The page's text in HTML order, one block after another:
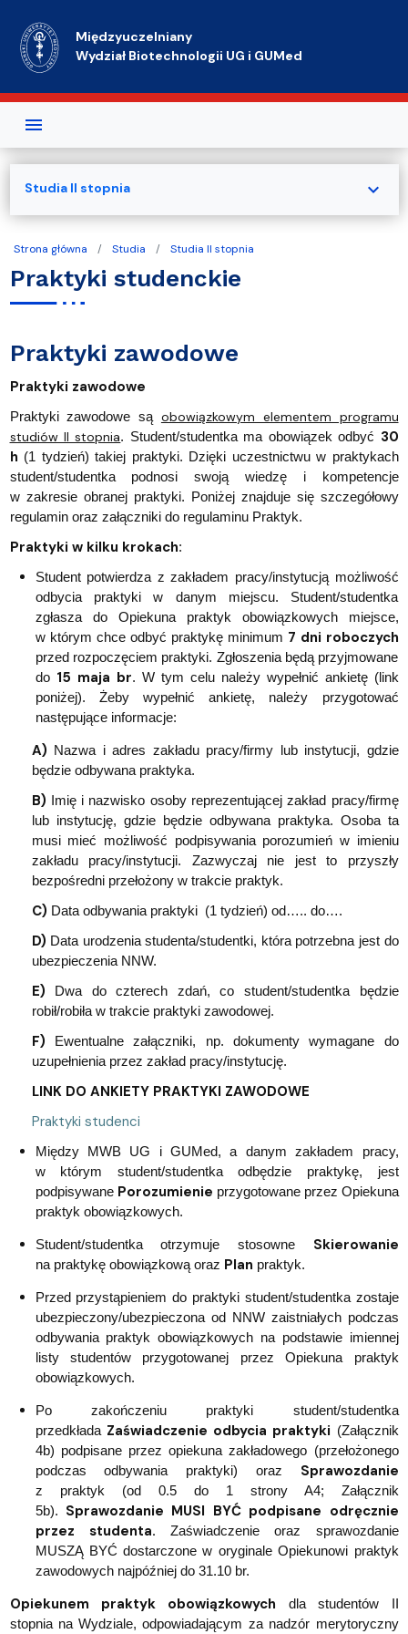
Międzyuczelniany
Wydział Biotechnologii UG i GUMed
Strona główna Studia Studia II stopnia
Praktyki studenckie
Praktyki zawodowe
Praktyki zawodowe
Praktyki zawodowe są obowiązkowym elementem programu
studiów II stopnia. Student/studentka ma obowiązek odbyć 30
h (1 tydzień) takiej praktyki. Dzięki uczestnictwu w praktykach
student/studentka podnosi swoją wiedzę i kompetencje
w zakresie obranej praktyki. Poniżej znajduje się szczegółowy
regulamin oraz załączniki do regulaminu Praktyk.
Praktyki w kilku krokach:
Student potwierdza z zakładem pracy/instytucją możliwość
odbycia praktyki w danym miejscu. Student/studentka
zgłasza do Opiekuna praktyk obowiązkowych miejsce,
w którym chce odbyć praktykę minimum 7 dni roboczych
przed rozpoczęciem praktyki. Zgłoszenia będą przyjmowane
do 15 maja br. W tym celu należy wypełnić ankietę (link
poniżej). Żeby wypełnić ankietę, należy przygotować
następujące informacje:
A) Nazwa i adres zakładu pracy/firmy lub instytucji, gdzie
będzie odbywana praktyka.
B) Imię i nazwisko osoby reprezentującej zakład pracy/firmę
lub instytucję, gdzie będzie odbywana praktyka. Osoba ta
musi mieć możliwość podpisywania porozumień w imieniu
zakładu pracy/instytucji. Zazwyczaj nie jest to przyszły
bezpośredni przełożony w trakcie praktyk.
C) Data odbywania praktyki (1 tydzień) od….. do….
D) Data urodzenia studenta/studentki, która potrzebna jest do
ubezpieczenia NNW.
E) Dwa do czterech zdań, co student/studentka będzie
robił/robiła w trakcie praktyki zawodowej.
F)
Ewentualne załączniki, np. dokumenty wymagane do
uzupełnienia przez zakład pracy/instytucję.
LINK DO ANKIETY PRAKTYKI ZAWODOWE
Praktyki studenci
Między MWB UG i GUMed, a danym zakładem pracy,
w którym student/studentka odbędzie praktykę, jest
podpisywane Porozumienie przygotowane przez Opiekuna
praktyk obowiązkowych.
Student/studentka otrzymuje stosowne Skierowanie
na praktykę obowiązkową oraz Plan praktyk.
Przed przystąpieniem do praktyki student/studentka zostaje
ubezpieczony/ubezpieczona od NNW zaistniałych podczas
odbywania praktyk obowiązkowych na podstawie imiennej
listy studentów przygotowanej przez Opiekuna praktyk
obowiązkowych.
Po zakończeniu praktyki student/studentka
przedkłada Zaświadczenie odbycia praktyki (Załącznik
4b) podpisane przez opiekuna zakładowego (przełożonego
podczas odbywania praktyki) oraz Sprawozdanie
z praktyk (od 0.5 do 1 strony A4; Załącznik
5b). Sprawozdanie MUSI BYĆ podpisane odręcznie
przez studenta. Zaświadczenie oraz sprawozdanie
MUSZĄ BYĆ dostarczone w oryginale Opiekunowi praktyk
zawodowych najpóźniej do 31.10 br.
Opiekunem praktyk obowiązkowych dla studentów II
stopnia na Wydziale, odpowiadającym za nadzór merytoryczny
Studia II stopnia expand_more